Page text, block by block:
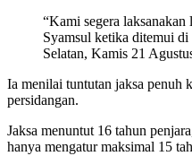
“Kami segera
Syamsul ketika ditemui di
Selatan, Kamis 21
Ia menilai tuntutan jaksa penuh
persidangan.
Jaksa menuntut 16 tahun
hanya mengatur maksimal 15